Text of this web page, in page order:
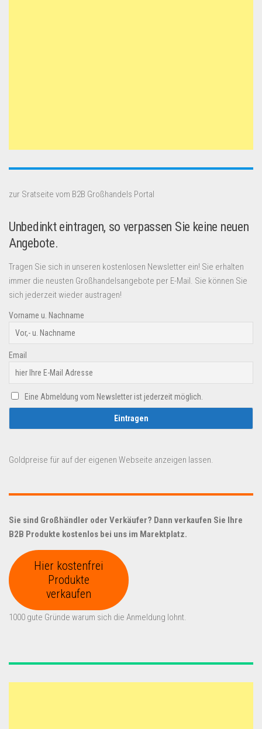
zur Sratseite vom B2B Großhandels Portal
Unbedinkt eintragen, so verpassen Sie keine neuen
Angebote.
Tragen Sie sich in unseren kostenlosen Newsletter ein! Sie erhalten
immer die neusten Großhandelsangebote per E-Mail. Sie können Sie
sich jederzeit wieder austragen!
Vorname u. Nachname
Email
Eine Abmeldung vom Newsletter ist jederzeit möglich.
Goldpreise für auf der eigenen Webseite anzeigen lassen.
Sie sind Großhändler oder Verkäufer? Dann verkaufen Sie Ihre
B2B Produkte kostenlos bei uns im Marektplatz.
Hier kostenfrei
Produkte
verkaufen
1000 gute Gründe warum sich die Anmeldung lohnt.